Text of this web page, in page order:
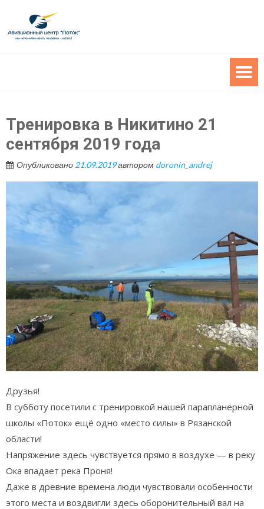
Тренировка в Никитино 21
сентября 2019 года
Опубликовано 21.09.2019автором doronin_andrej
Друзья!
В субботу посетили с тренировкой нашей парапланерной
школы «Поток» ещё одно «место силы» в Рязанской
области!
Напряжение здесь чувствуется прямо в воздухе — в реку
Ока впадает река Проня!
Даже в древние времена люди чувствовали особенности
этого места и воздвигли здесь оборонительный вал на